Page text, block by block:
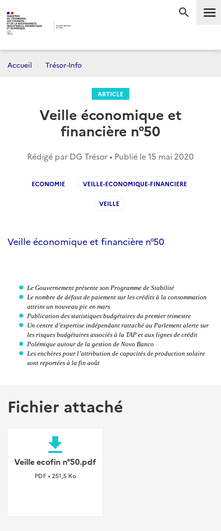
Accueil Trésor-Info
ARTICLE
Veille économique et
financière n°50
Rédigé par DG Trésor • Publié le15 mai 2020
ECONOMIE VEILLE-ECONOMIQUE-FINANCIERE
VEILLE
Veille économique et financière n°50
Le Gouvernement présente son Programme de Stabilité
Le nombre de défaut de paiement sur les crédits à la consommation
atteint un nouveau pic en mars
Publication des statistiques budgétaires du premier trimestre
Un centre d’expertise indépendant rattaché au Parlement alerte sur
les risques budgétaires associés à la TAP et aux lignes de crédit
Polémique autour de la gestion de Novo Banco
Les enchères pour l’attribution de capacités de production solaire
sont reportées à la fin août
Fichier attaché
file_download
Veille ecofin n°50.pdf
PDF • 251,5 Ko